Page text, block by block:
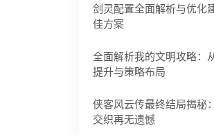
剑灵配置全面解析与优化
佳方案
全面解析我的文明攻略：
提升与策略布局
侠客风云传最终结局揭秘
交织再无遗憾